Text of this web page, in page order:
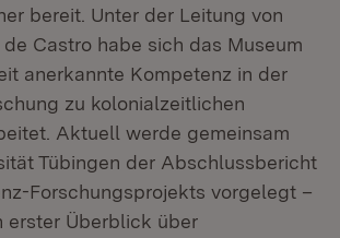
bereit. Unter der Leitung von
Castro habe sich das Museum
anerkannte Kompetenz in der
zu kolonialzeitlichen
Aktuell werde gemeinsam
Tübingen der Abschlussbericht
Forschungsprojekts vorgelegt –
erster Überblick über